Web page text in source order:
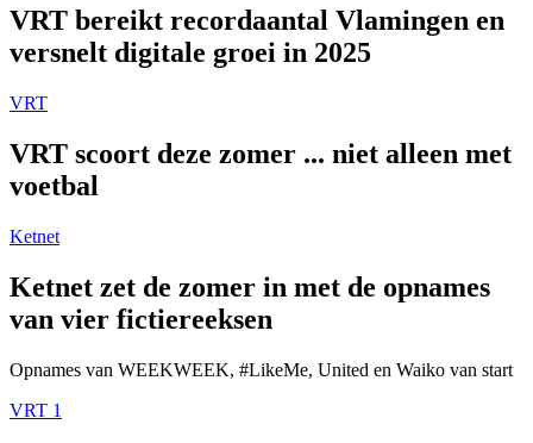
VRT bereikt recordaantal Vlamingen en
versnelt digitale groei in 2025
VRT
VRT scoort deze zomer ... niet alleen met
voetbal
Ketnet
Ketnet zet de zomer in met de opnames
van vier fictiereeksen
Opnames van WEEKWEEK, #LikeMe, United en Waiko van start
VRT 1